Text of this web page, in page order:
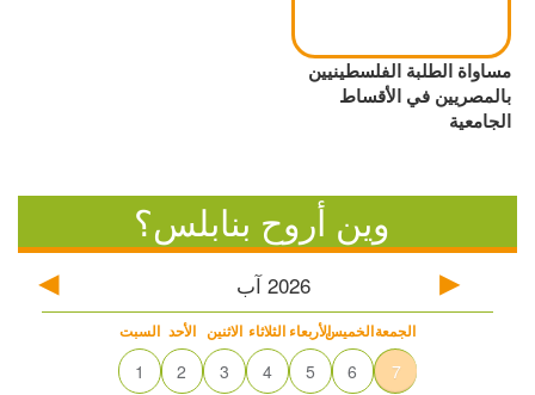
مساواة الطلبة الفلسطينيين
بالمصريين في الأقساط
الجامعية
وين أروح بنابلس؟
2026 آب
السبت الأحد الاثنين الثلاثاء الأربعاءالخميسالجمعة
1 2 3 4 5 6 7